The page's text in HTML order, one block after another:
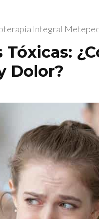
Integral Metepec
Tóxicas:
Dolor?